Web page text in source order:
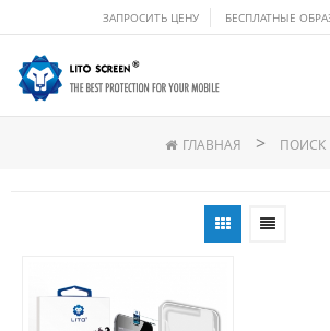
ЗАПРОСИТЬ ЦЕНУ БЕСПЛАТНЫЕ
ГЛАВНАЯ > ПОИСК